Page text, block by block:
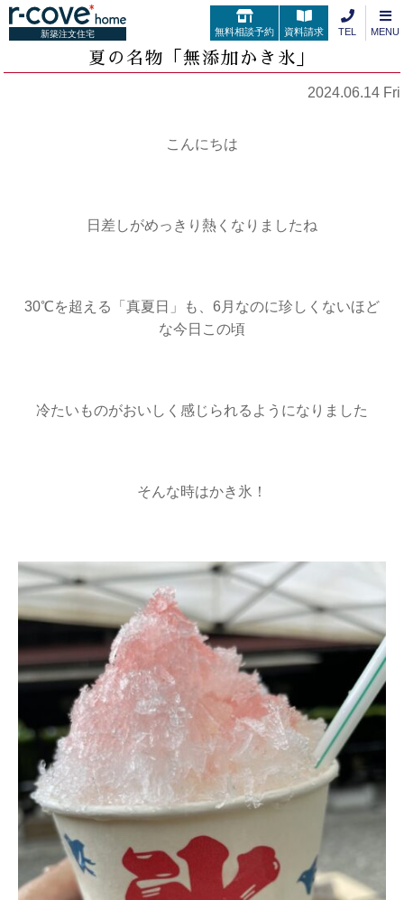
新築注文住宅 無料相談予約 資料請求 TEL MENU
夏の名物「無添加かき氷」
2024.06.14 Fri
こんにちは
日差しがめっきり熱くなりましたね
30℃を超える「真夏日」も、6月なのに珍しくないほど
な今日この頃
冷たいものがおいしく感じられるようになりました
そんな時はかき氷！